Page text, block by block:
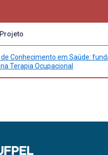
Conhecimento em Saúde:
Terapia Ocupacional